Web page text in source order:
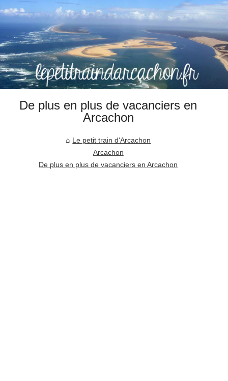
De plus en plus de vacanciers en
Arcachon
Le petit train d'Arcachon
Arcachon
De plus en plus de vacanciers en Arcachon